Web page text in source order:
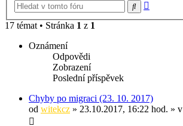
Hledat
17 témat • Stránka 1 z 1
Oznámení
Odpovědi
Zobrazení
Poslední příspěvek
Chyby po migraci (23. 10. 2017)
od witekcz » 23.10.2017, 16:22 hod. » v